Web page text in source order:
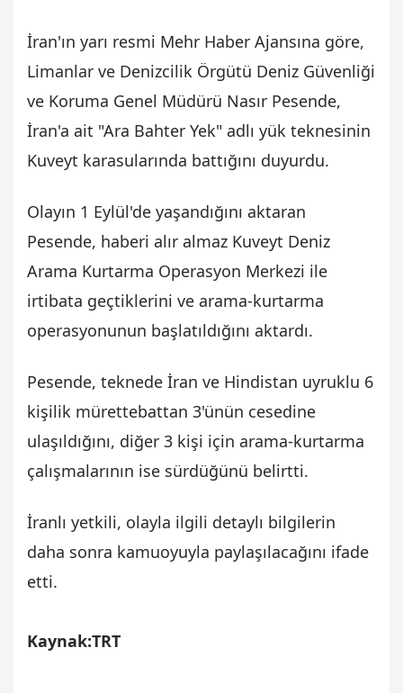
İran'ın yarı resmi Mehr Haber Ajansına göre,
Limanlar ve Denizcilik Örgütü Deniz Güvenliği
ve Koruma Genel Müdürü Nasır Pesende,
İran'a ait "Ara Bahter Yek" adlı yük teknesinin
Kuveyt karasularında battığını duyurdu.
Olayın 1 Eylül'de yaşandığını aktaran
Pesende, haberi alır almaz Kuveyt Deniz
Arama Kurtarma Operasyon Merkezi ile
irtibata geçtiklerini ve arama-kurtarma
operasyonunun başlatıldığını aktardı.
Pesende, teknede İran ve Hindistan uyruklu 6
kişilik mürettebattan 3'ünün cesedine
ulaşıldığını, diğer 3 kişi için arama-kurtarma
çalışmalarının ise sürdüğünü belirtti.
İranlı yetkili, olayla ilgili detaylı bilgilerin
daha sonra kamuoyuyla paylaşılacağını ifade
etti.
Kaynak:TRT